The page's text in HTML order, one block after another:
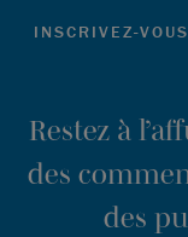
INSCRIVEZ-
Restez à
des
des